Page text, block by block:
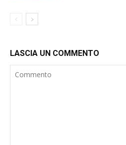
LASCIA UN COMMENTO